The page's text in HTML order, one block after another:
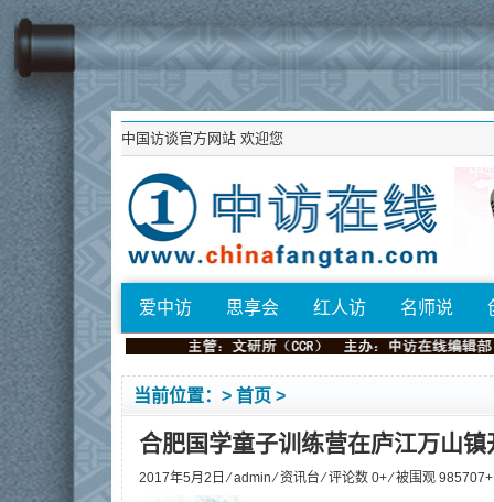
中国访谈官方网站 欢迎您
爱中访 思享会 红人访 名师说
当前位置：> 首页 >
合肥国学童子训练营在庐江万山
2017年5月2日 ⁄admin⁄资讯台⁄ 评论数 0+ ⁄ 被围观 985707+